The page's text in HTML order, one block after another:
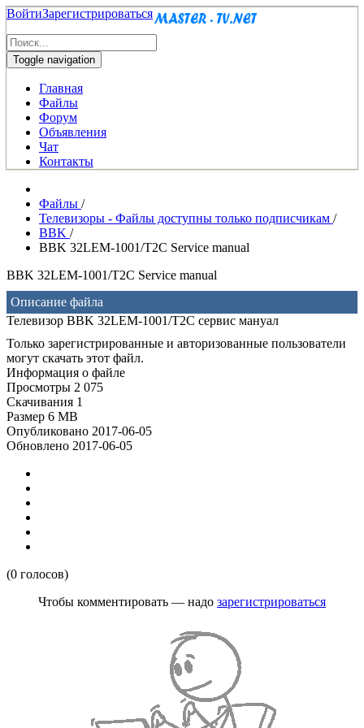
ВойтиЗарегистрироваться
Toggle navigation
Главная
Файлы
Форум
Объявления
Чат
Контакты
Файлы /
Телевизоры - Файлы доступны только подписчикам /
BBK /
BBK 32LEM-1001/T2C Service manual
BBK 32LEM-1001/T2C Service manual
Описание файла
Телевизор BBK 32LEM-1001/T2C сервис мануал
Только зарегистрированные и авторизованные пользователи
могут скачать этот файл.
Информация о файле
Просмотры 2 075
Скачивания 1
Размер 6 MB
Опубликовано 2017-06-05
Обновлено 2017-06-05
(0 голосов)
Чтобы комментировать — надо зарегистрироваться